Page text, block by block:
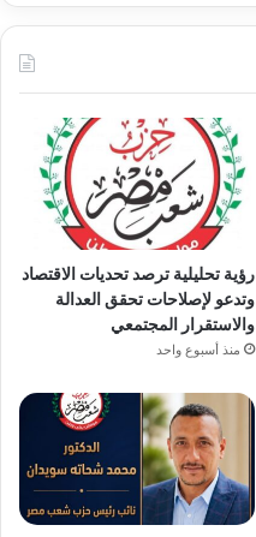
رؤية تحليلية ترصد تحديات الاقتصاد
وتدعو لإصلاحات تحقق العدالة
والاستقرار المجتمعي
منذ أسبوع واحد